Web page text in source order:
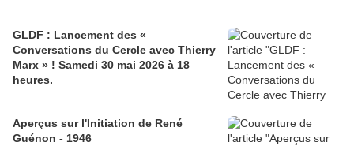
GLDF : Lancement des «
Conversations du Cercle avec Thierry
Marx » ! Samedi 30 mai 2026 à 18
heures.
Aperçus sur l'Initiation de René
Guénon - 1946